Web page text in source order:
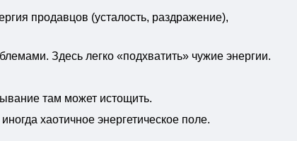
продавцов (усталость, раздражение),
Здесь легко «подхватить» чужие энергии.
там может истощить.
хаотичное энергетическое поле.